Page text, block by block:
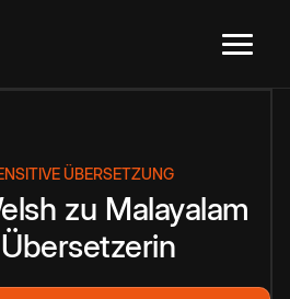
ÜBERSETZUNG
zu Malayalam
Übersetzerin